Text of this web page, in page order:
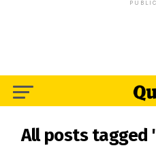
All posts tagged